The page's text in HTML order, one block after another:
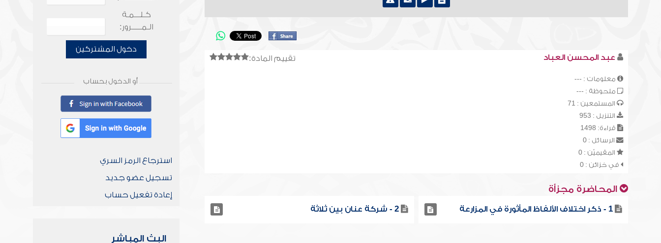
تقييم المادة: عبد المحسن العباد
معلومات : ---
ملحوظة : ---
المستمعين : 71
التنزيل : 953
قراءة: 1498
الرسائل : 0
المقيميّن : 0
في خزائن : 0
المحاضرة مجزأة
1 - ذكر اختلاف الألفاظ المأثورة في المزارعة 2 - شركة عنان بين ثلاثة
كـلـــمـة
الـمـــــرور:
دخول المشتركين
أو الدخول بحساب
استرجاع الرمز السري
تسجيل عضو جديد
إعادة تفعيل حساب
البث المباشر